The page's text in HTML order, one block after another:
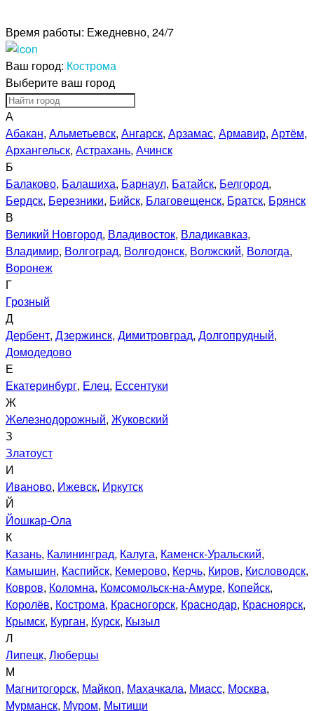
Время работы: Ежедневно, 24/7
Ваш город: Кострома
Выберите ваш город
А
Абакан, Альметьевск, Ангарск, Арзамас, Армавир, Артём,
Архангельск, Астрахань, Ачинск
Б
Балаково, Балашиха, Барнаул, Батайск, Белгород,
Бердск, Березники, Бийск, Благовещенск, Братск, Брянск
В
Великий Новгород, Владивосток, Владикавказ,
Владимир, Волгоград, Волгодонск, Волжский, Вологда,
Воронеж
Г
Грозный
Д
Дербент, Дзержинск, Димитровград, Долгопрудный,
Домодедово
Е
Екатеринбург, Елец, Ессентуки
Ж
Железнодорожный, Жуковский
З
Златоуст
И
Иваново, Ижевск, Иркутск
Й
Йошкар-Ола
К
Казань, Калининград, Калуга, Каменск-Уральский,
Камышин, Каспийск, Кемерово, Керчь, Киров, Кисловодск,
Ковров, Коломна, Комсомольск-на-Амуре, Копейск,
Королёв, Кострома, Красногорск, Краснодар, Красноярск,
Крымск, Курган, Курск, Кызыл
Л
Липецк, Люберцы
М
Магнитогорск, Майкоп, Махачкала, Миасс, Москва,
Мурманск, Муром, Мытищи